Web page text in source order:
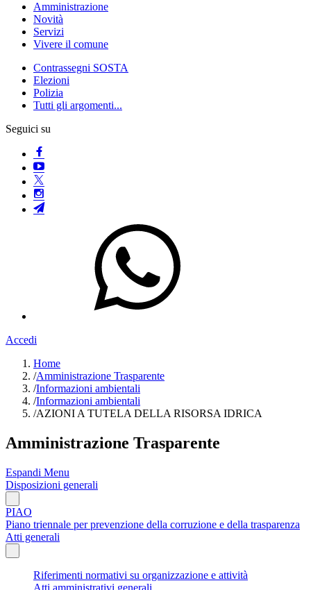
Amministrazione
Novità
Servizi
Vivere il comune
Contrassegni SOSTA
Elezioni
Polizia
Tutti gli argomenti...
Seguici su
Accedi
Home
/Amministrazione Trasparente
/Informazioni ambientali
/Informazioni ambientali
/AZIONI A TUTELA DELLA RISORSA IDRICA
Amministrazione Trasparente
Espandi Menu
Disposizioni generali
PIAO
Piano triennale per prevenzione della corruzione e della trasparenza
Atti generali
Riferimenti normativi su organizzazione e attività
Atti amministrativi generali